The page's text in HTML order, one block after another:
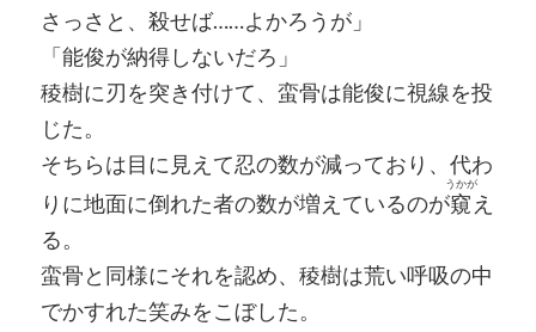
さっさと、殺せば……よかろうが」
「能俊が納得しないだろ」
稜樹に刃を突き付けて、蛮骨は能俊に視線を投
じた。
そちらは目に見えて忍の数が減っており、代わ
りに地面に倒れた者の数が増えているのが窺
うかが
え
る。
蛮骨と同様にそれを認め、稜樹は荒い呼吸の中
でかすれた笑みをこぼした。